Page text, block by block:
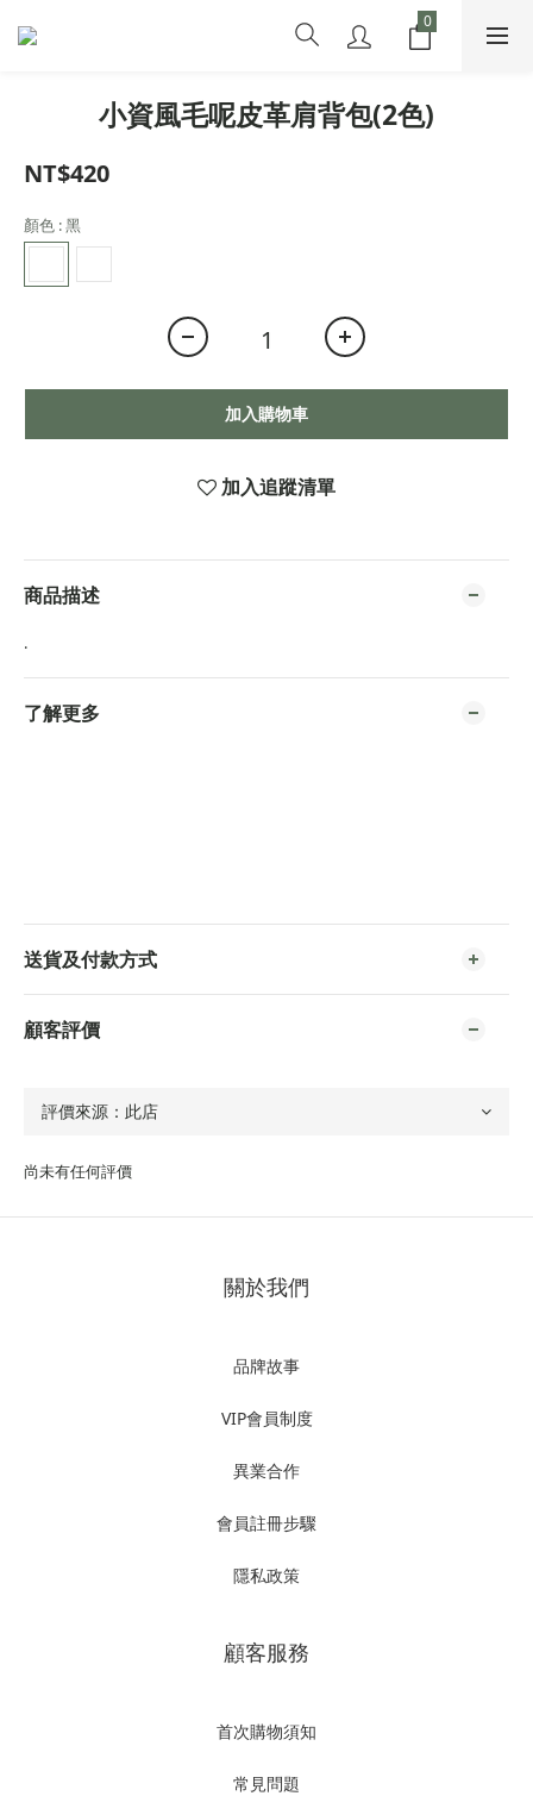
小資風毛呢皮革肩背包(2色)
NT$420
顏色 : 黑
加入購物車
加入追蹤清單
商品描述
.
了解更多
送貨及付款方式
顧客評價
尚未有任何評價
關於我們
品牌故事
VIP會員制度
異業合作
會員註冊步驟
隱私政策
顧客服務
首次購物須知
常見問題